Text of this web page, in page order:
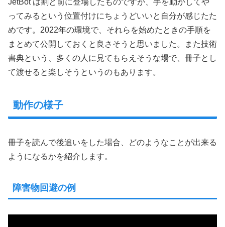
JetBot は割と前に登場したものですが、手を動かしてや
ってみるという位置付けにちょうどいいと自分が感じたた
めです。2022年の環境で、それらを始めたときの手順を
まとめて公開しておくと良さそうと思いました。また技術
書典という、多くの人に見てもらえそうな場で、冊子とし
て渡せると楽しそうというのもあります。
動作の様子
冊子を読んで後追いをした場合、どのようなことが出来る
ようになるかを紹介します。
障害物回避の例